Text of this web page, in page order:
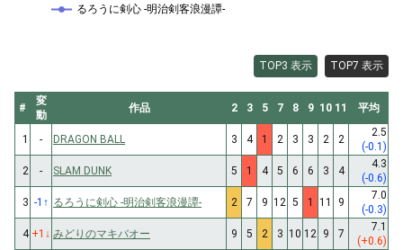
るろうに剣心 -明治剣客浪漫譚-
TOP3 表示 TOP7 表示
#
変
動
作品 2 3 5 7 8 9 10 11 平均
1 - DRAGON BALL 3 4 1 2 3 3 2 2
2.5
(-0.1)
2
- SLAM DUNK 5 1 4 5 6 6 3 4
4.3
(-0.6)
3 -1 ↑ るろうに剣心 -明治剣客浪漫譚- 2 7 9 12 5 1 11 9
7.0
(-0.3)
4 +1 ↓ みどりのマキバオー 9 5 2 3 10 12 9 7
7.1
(+0.6)